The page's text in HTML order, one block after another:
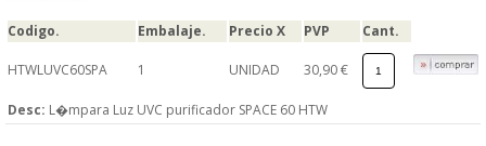
Codigo. Embalaje. Precio X PVP Cant.
HTWLUVC60SPA 1 UNIDAD 30,90 €
Desc: L�mpara Luz UVC purificador SPACE 60 HTW